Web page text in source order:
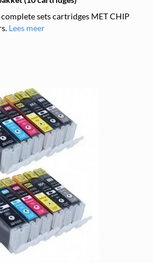
sets cartridges MET CHIP
Lees meer